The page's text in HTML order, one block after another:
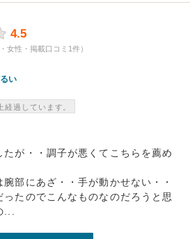
4.5
女性・掲載口コミ1件）
い
経過しています。
が・・調子が悪くてこちらを薦め
部にあざ・・手が動かせない・・
たのでこんなものなのだろうと思